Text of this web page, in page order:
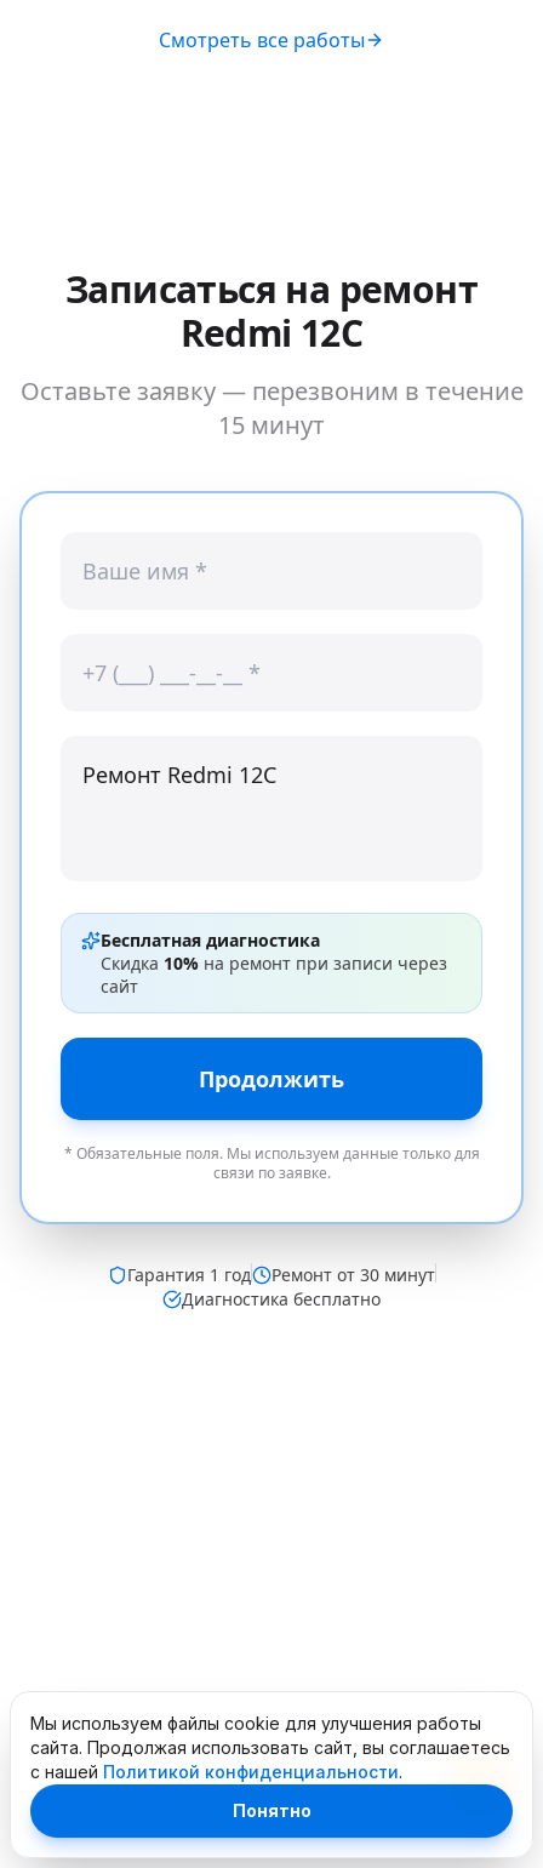
Смотреть все работы
Записаться на ремонт
Redmi 12C
Оставьте заявку — перезвоним в течение
15 минут
Бесплатная диагностика
Скидка 10% на ремонт при записи через
сайт
Продолжить
* Обязательные поля. Мы используем данные только для
связи по заявке.
Гарантия 1 год
Ремонт от 30 минут
Диагностика бесплатно
Мы используем файлы cookie для улучшения работы
сайта. Продолжая использовать сайт, вы соглашаетесь
с нашей Политикой конфиденциальности.
Понятно